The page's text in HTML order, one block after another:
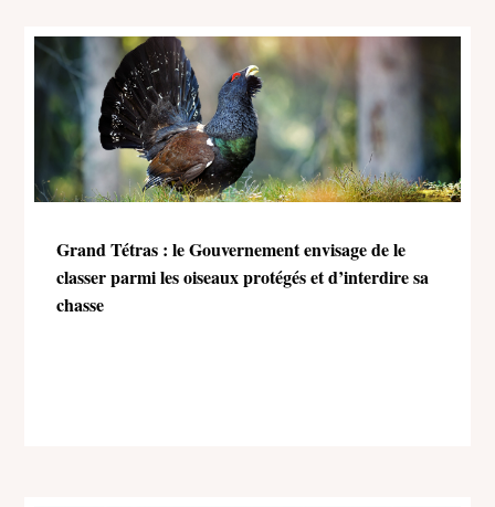
Grand Tétras : le Gouvernement envisage de le
classer parmi les oiseaux protégés et d’interdire sa
chasse